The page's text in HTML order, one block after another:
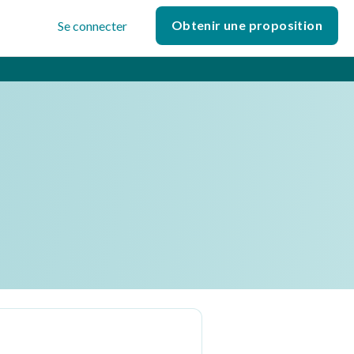
Se connecter Obtenir une proposition